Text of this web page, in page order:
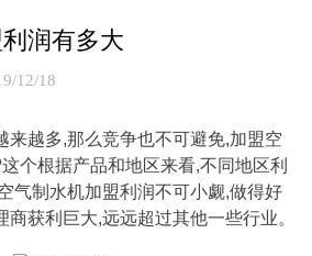
润有多大
12/18
来越多,那么竞争也不可避免,加盟空
个根据产品和地区来看,不同地区利
气制水机加盟利润不可小觑,做得好
商获利巨大,远远超过其他一些行业。